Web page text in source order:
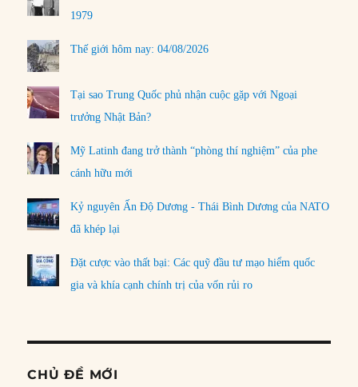
1979
Thế giới hôm nay: 04/08/2026
Tại sao Trung Quốc phủ nhận cuộc gặp với Ngoại
trưởng Nhật Bản?
Mỹ Latinh đang trở thành “phòng thí nghiệm” của phe
cánh hữu mới
Kỷ nguyên Ấn Độ Dương - Thái Bình Dương của NATO
đã khép lại
Đặt cược vào thất bại: Các quỹ đầu tư mạo hiểm quốc
gia và khía cạnh chính trị của vốn rủi ro
CHỦ ĐỀ MỚI